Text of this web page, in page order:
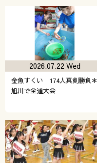
金魚すくい 174人真剣勝負＊
旭川で全道大会
2026.07.22 Wed